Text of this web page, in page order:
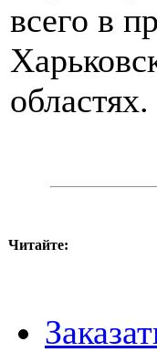
всего в
областях.
Читайте: